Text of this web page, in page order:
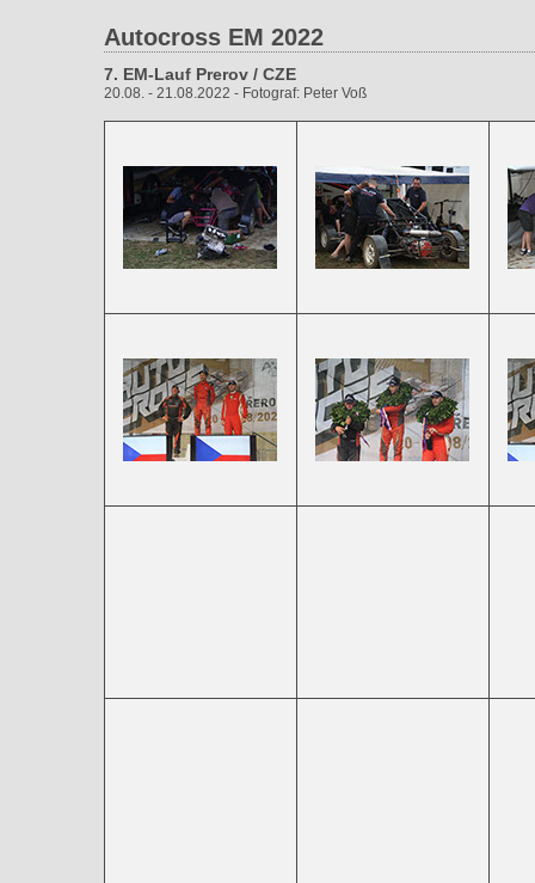
Autocross EM 2022
7. EM-Lauf Prerov / CZE
20.08. - 21.08.2022 - Fotograf: Peter Voß